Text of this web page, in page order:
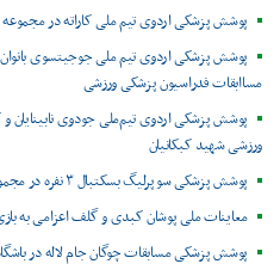
پوشش پزشکی اردوی تیم ملی کاراته در
پوشش پزشکی اردوی تیم ملی جوجیتسوی
مساابقات فدراسیون پزشکی ورزشی
پوشش پزشکی اردوی تیم‌ملی جودوی نابینایان و
ورزشی شهید کبکانیان
پوشش پزشکی سوپرلیگ بسکتبال ۳ نفره در مجموعه ورزشی انقلاب
معاینات ملی پوشان کبدی و گلف اعزامی به
پوشش پزشکی مسابقات چوگان جام لاله در